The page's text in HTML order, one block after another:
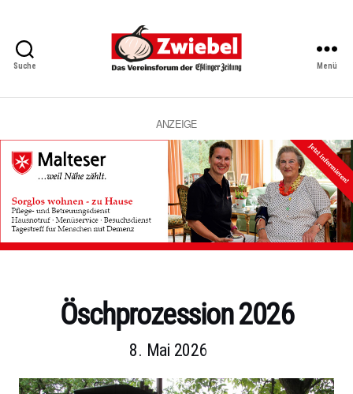
Suche
Vereinsforum
Eßlinger
Zeitung
Menü
ANZEIGE
KategorienÖschprozession 2026
8. Mai 2026